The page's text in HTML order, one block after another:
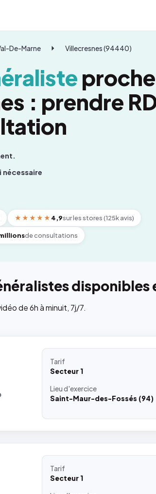
De-Marne Villecresnes (94440)
proche
: prendre
nécessaire
★★★★★ 4,9sur les stores (125k avis)
de consultations
de 6h à minuit, 7j/7.
Tarif
Secteur 1
Lieud'exercice
Saint-Maur-des-Fossés (94)
Tarif
Secteur 1